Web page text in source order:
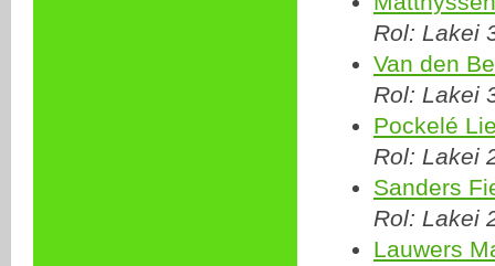
Rol: Lakei
Van den
Rol: Lakei
Pockelé
Rol: Lakei
Sanders
Rol: Lakei
Lauwers